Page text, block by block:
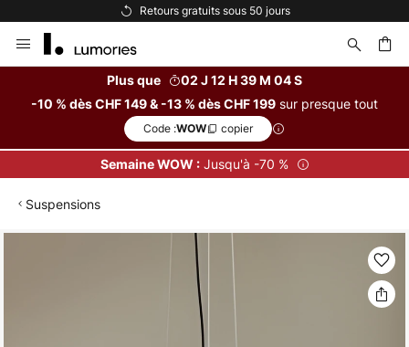
Retours gratuits sous 50 jours
Allez
au
Plus que
02 J 12 H 39 M 03 S
-10 % dès CHF 149 & -13 % dès CHF 199 sur presque tout
Code :WOW copier
Semaine WOW :Jusqu'à -70 %
Suspensions